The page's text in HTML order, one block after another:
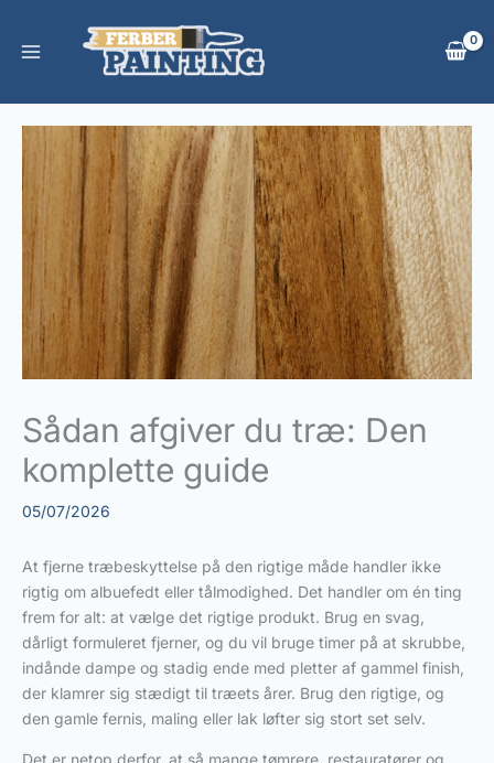
indholdet
Sådan afgiver du træ: Den
komplette guide
05/07/2026
At fjerne træbeskyttelse på den rigtige måde handler ikke
rigtig om albuefedt eller tålmodighed. Det handler om én ting
frem for alt: at vælge det rigtige produkt. Brug en svag,
dårligt formuleret fjerner, og du vil bruge timer på at skrubbe,
indånde dampe og stadig ende med pletter af gammel finish,
der klamrer sig stædigt til træets årer. Brug den rigtige, og
den gamle fernis, maling eller lak løfter sig stort set selv.
Det er netop derfor, at så mange tømrere, restauratører og